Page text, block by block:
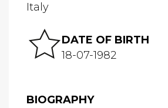
Italy
DATE OF BIRTH
18-07-1982
BIOGRAPHY